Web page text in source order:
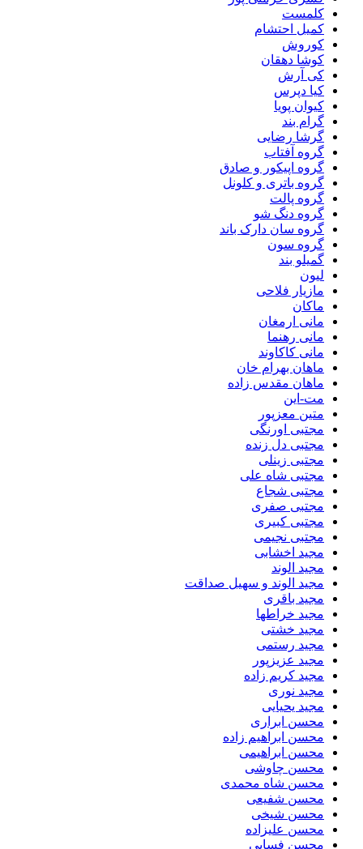
کلمست
کمیل احتشام
کوروش
کوشا دهقان
کی آرش
کیا دپرس
کیوان پویا
گرام بند
گرشا رضایی
گروه آفتاب
گروه اپیکور و صادق
گروه باتری و کلونل
گروه پالت
گروه دنگ شو
گروه سان دارک باند
گروه سون
گمیلو بند
لیون
مازیار فلاحی
ماکان
مانی ارمغان
مانی رهنما
مانی کاکاوند
ماهان بهرام خان
ماهان مقدس زاده
مت-این
متین معزپور
مجتبی اورنگی
مجتبی دل زنده
مجتبی زینلی
مجتبی شاه علی
مجتبی شجاع
مجتبی صفری
مجتبی کبیری
مجتبی نجیمی
مجید اخشابی
مجید الوند‎
مجید الوند و سهیل صداقت
مجید باقری
مجید خراطها
مجید خشتی
مجید رستمی
مجید عزیزپور
مجید کریم زاده
مجید نوری
مجید یحیایی
محسن ابراری
محسن ابراهیم زاده
محسن ابراهیمی
محسن چاوشی
محسن شاه محمدی
محسن شفیعی
محسن شیخی
محسن علیزاده
محسن فسایی